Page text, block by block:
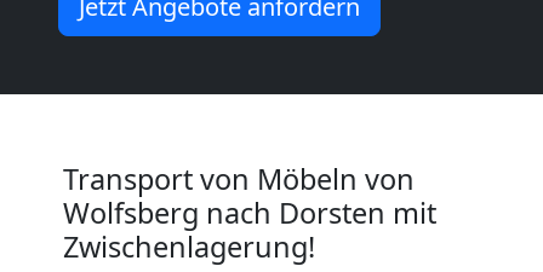
Transport von Möbeln von
Wolfsberg nach Dorsten mit
Zwischenlagerung!
Beiladung
National